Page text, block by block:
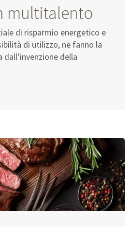
multitalento
di risparmio energetico e
di utilizzo, ne fanno la
della